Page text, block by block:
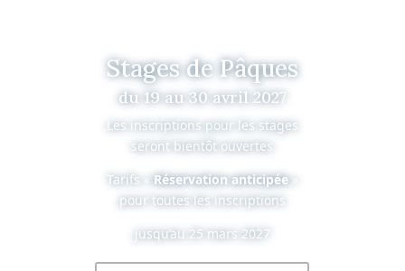
Stages de Pâques
du 19 au 30 avril 2027
Les inscriptions pour les stages
seront bientôt ouvertes
Tarifs «Réservation anticipée»
pour toutes les inscriptions
jusqu’au 25 mars 2027